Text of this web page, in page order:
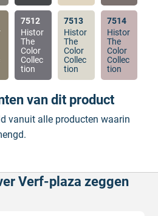
7512
Histor
The
Color
Collec
tion
7513
Histor
The
Color
Collec
tion
7514
Histor
The
Color
Collec
tion
van dit product
vanuit alle producten waarin
Verf-plaza zeggen